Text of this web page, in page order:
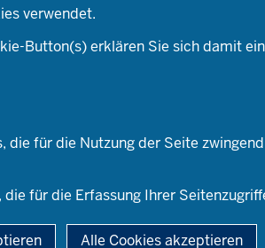
verwendet.
Button(s) erklären Sie sich damit
die für die Nutzung der Seite
für die Erfassung Ihrer
Alle Cookies akzeptieren
Staatsprüfung und